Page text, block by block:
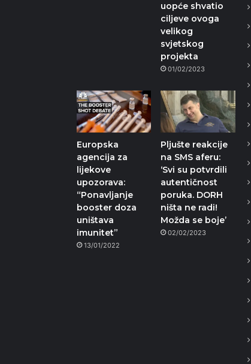
uopće shvatio
ciljeve ovoga
velikog
svjetskog
projekta
01/02/2023
Europska
agencija za
lijekove
upozorava:
“Ponavljanje
booster doza
uništava
imunitet”
13/01/2022
Pljušte reakcije
na SMS aferu:
‘Svi su potvrdili
autentičnost
poruka. DORH
ništa ne radi!
Možda se boje’
02/02/2023